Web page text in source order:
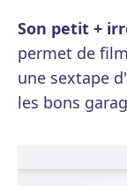
Son petit +
permet de
une sextape
les bons